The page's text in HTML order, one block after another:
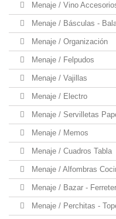
Menaje / Vino
Menaje / Básculas -
Menaje / Organización
Menaje / Felpudos
Menaje / Vajillas
Menaje / Electro
Menaje / Servilletas
Menaje / Memos
Menaje / Cuadros Tabla
Menaje / Alfombras
Menaje / Bazar -
Menaje / Perchitas -